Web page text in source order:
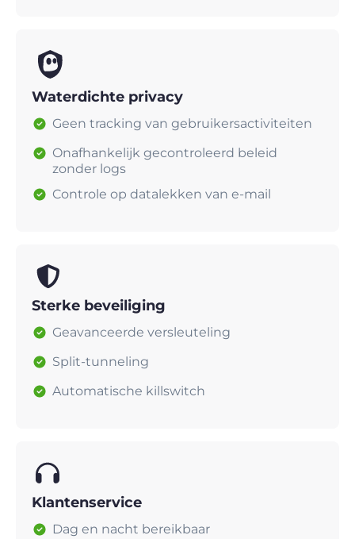
Waterdichte privacy
Geen tracking van gebruikersactiviteiten
Onafhankelijk gecontroleerd beleid
zonder logs
Controle op datalekken van e-mail
Sterke beveiliging
Geavanceerde versleuteling
Split-tunneling
Automatische killswitch
Klantenservice
Dag en nacht bereikbaar